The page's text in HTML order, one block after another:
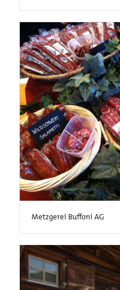
Metzgerei Buffoni AG